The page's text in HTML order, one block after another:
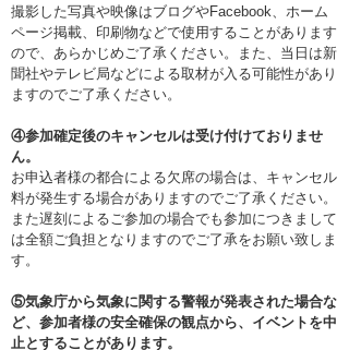
撮影した写真や映像はブログやFacebook、ホーム
ページ掲載、印刷物などで使用することがあります
ので、あらかじめご了承ください。また、当日は新
聞社やテレビ局などによる取材が入る可能性があり
ますのでご了承ください。
④参加確定後のキャンセルは受け付けておりませ
ん。
お申込者様の都合による欠席の場合は、キャンセル
料が発生する場合がありますのでご了承ください。
また遅刻によるご参加の場合でも参加につきまして
は全額ご負担となりますのでご了承をお願い致しま
す。
⑤気象庁から気象に関する警報が発表された場合な
ど、参加者様の安全確保の観点から、イベントを中
止とすることがあります。